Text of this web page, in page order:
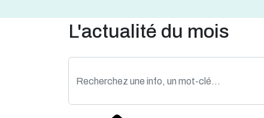
L'actualité du mois